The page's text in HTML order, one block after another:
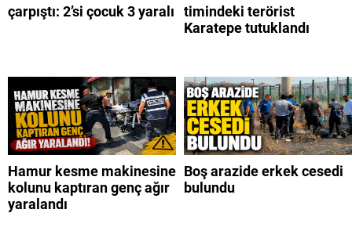
çarpıştı: 2’si çocuk 3 yaralı
timindeki terörist
Karatepe tutuklandı
Hamur kesme makinesine
kolunu kaptıran genç ağır
yaralandı
Boş arazide erkek cesedi
bulundu